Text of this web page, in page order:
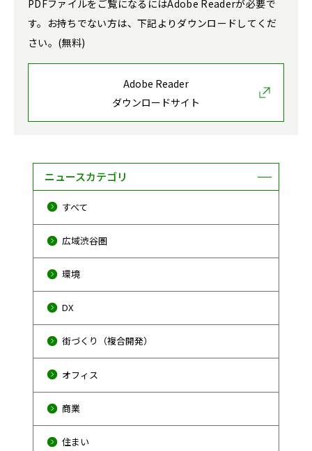
ニュースカテゴリ
すべて
広域渋谷圏
環境
DX
街づくり（複合開発）
オフィス
商業
住まい
PDFファイルをご覧になるにはAdobe Readerが必要で
す。お持ちでない方は、下記よりダウンロードしてくだ
さい。(無料)
Adobe Reader
ダウンロードサイト